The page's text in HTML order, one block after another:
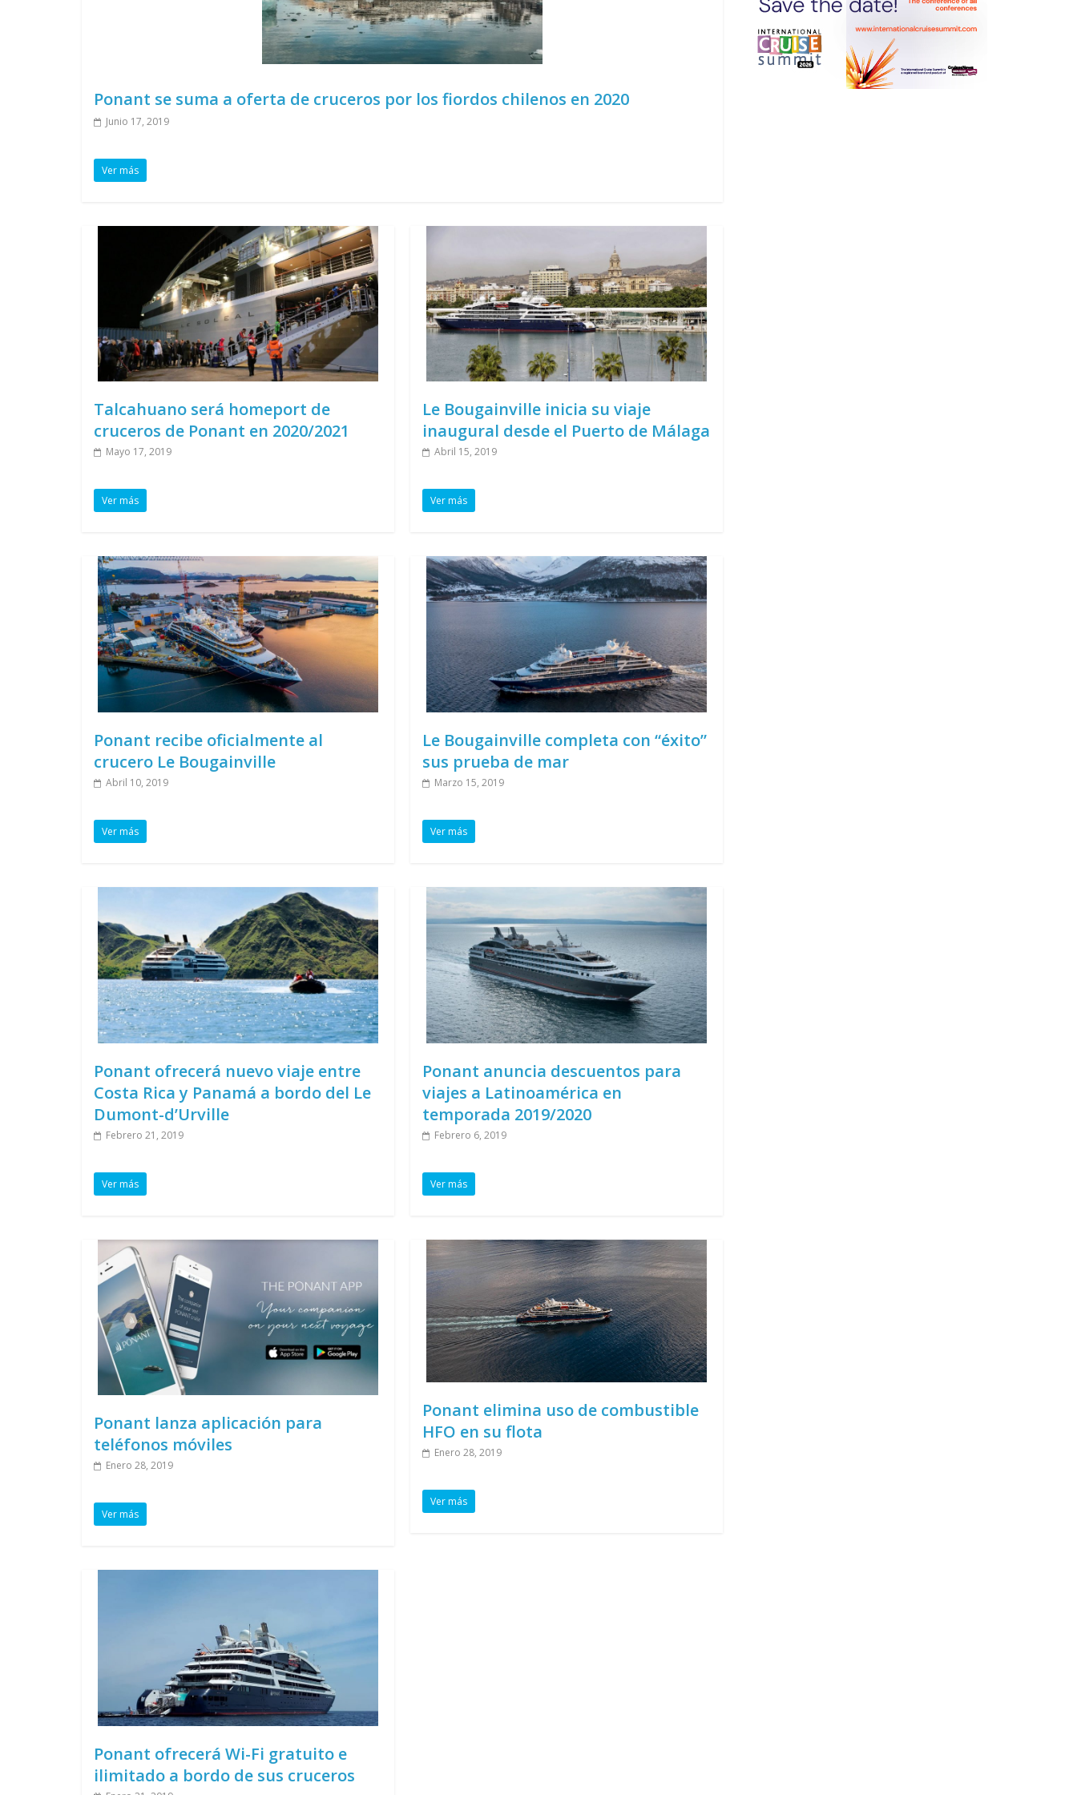
Ponant se suma a oferta de cruceros por los fiordos chilenos en 2020
Junio 17, 2019
Ver más
Talcahuano será homeport de
cruceros de Ponant en 2020/2021
Mayo 17, 2019
Ver más
Le Bougainville inicia su viaje
inaugural desde el Puerto de Málaga
Abril 15, 2019
Ver más
Ponant recibe oficialmente al
crucero Le Bougainville
Abril 10, 2019
Ver más
Le Bougainville completa con “éxito”
sus prueba de mar
Marzo 15, 2019
Ver más
Ponant ofrecerá nuevo viaje entre
Costa Rica y Panamá a bordo del Le
Dumont-d’Urville
Febrero 21, 2019
Ver más
Ponant anuncia descuentos para
viajes a Latinoamérica en
temporada 2019/2020
Febrero 6, 2019
Ver más
Ponant lanza aplicación para
teléfonos móviles
Enero 28, 2019
Ver más
Ponant elimina uso de combustible
HFO en su flota
Enero 28, 2019
Ver más
Ponant ofrecerá Wi-Fi gratuito e
ilimitado a bordo de sus cruceros